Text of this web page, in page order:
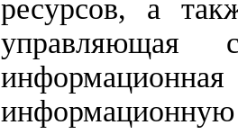
ресурсов, а
управляющая
информационную